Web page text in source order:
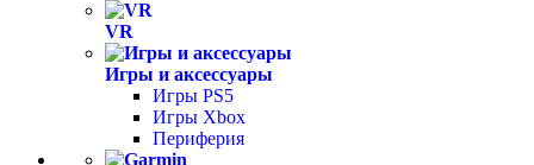
VR
Игры и аксессуары
Игры PS5
Игры Xbox
Периферия